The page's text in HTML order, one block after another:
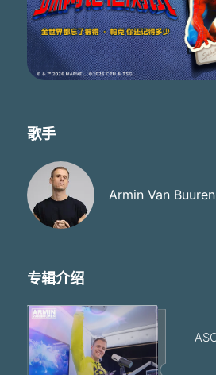
歌手
Armin Van Buuren
专辑介绍